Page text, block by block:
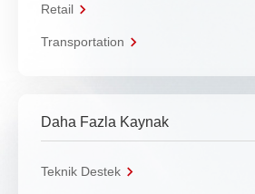
Retail
Transportation
Daha Fazla Kaynak
Teknik Destek